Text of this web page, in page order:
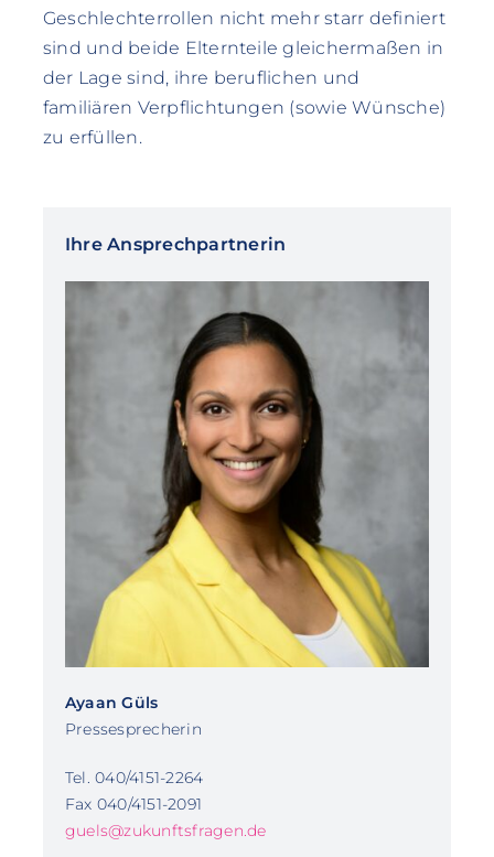
Geschlechterrollen nicht mehr starr definiert
sind und beide Elternteile gleichermaßen in
der Lage sind, ihre beruflichen und
familiären Verpflichtungen (sowie Wünsche)
zu erfüllen.
Ihre Ansprechpartnerin
Ayaan Güls
Pressesprecherin
Tel. 040/4151-2264
Fax 040/4151-2091
guels@zukunftsfragen.de